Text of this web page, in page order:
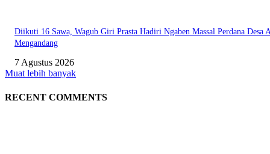
Diikuti 16 Sawa, Wagub Giri Prasta Hadiri Ngaben Massal Perdana Desa
Mengandang
7 Agustus 2026
Muat lebih banyak
RECENT COMMENTS